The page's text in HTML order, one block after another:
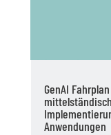
GenAI
Anwendungen